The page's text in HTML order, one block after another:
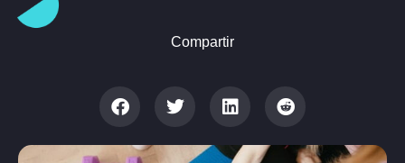
Compartir